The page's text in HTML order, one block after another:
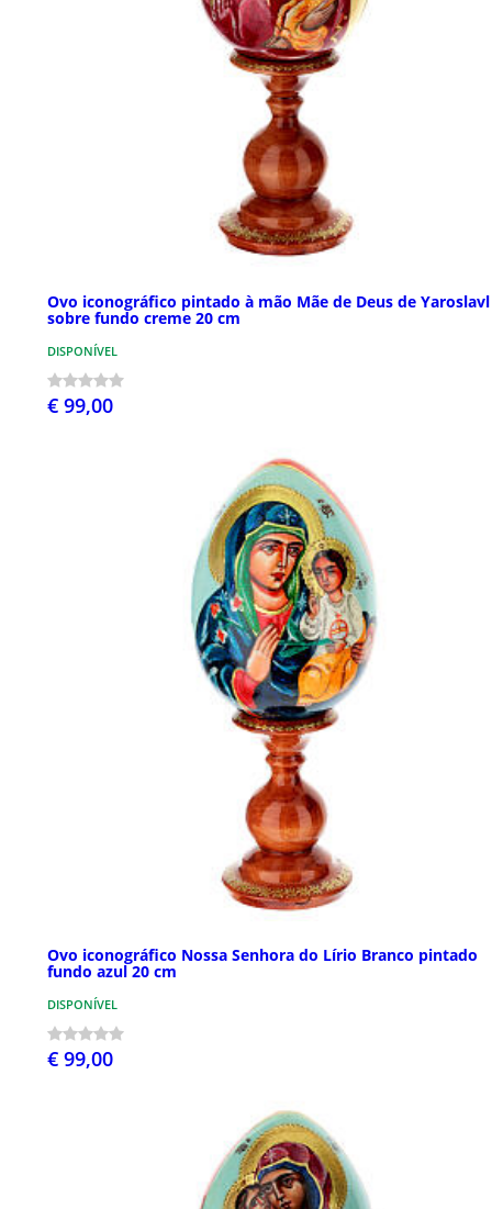
Ovo iconográfico pintado à mão Mãe de Deus de Yaroslavl
sobre fundo creme 20 cm
DISPONÍVEL
€ 99,00
Ovo iconográfico Nossa Senhora do Lírio Branco pintado
fundo azul 20 cm
DISPONÍVEL
€ 99,00